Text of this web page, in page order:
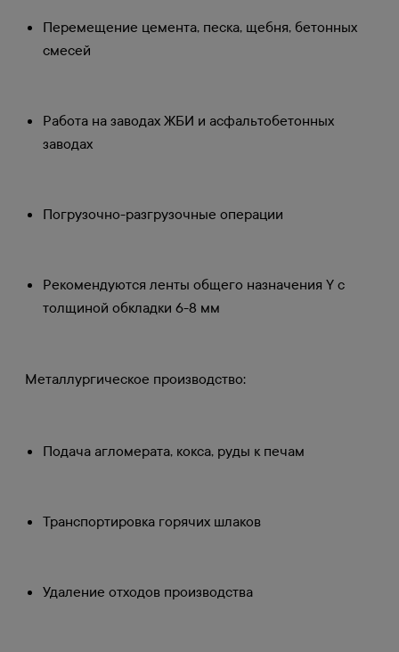
Перемещение цемента, песка, щебня, бетонных
смесей
Работа на заводах ЖБИ и асфальтобетонных
заводах
Погрузочно-разгрузочные операции
Рекомендуются ленты общего назначения Y с
толщиной обкладки 6-8 мм
Металлургическое производство:
Подача агломерата, кокса, руды к печам
Транспортировка горячих шлаков
Удаление отходов производства